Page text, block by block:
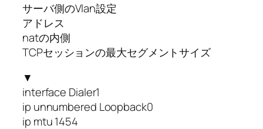
サーバ側のVlan設定
アドレス
natの内側
TCPセッションの最大セグメントサイズ
▼
interface Dialer1
ip unnumbered Loopback0
ip mtu 1454